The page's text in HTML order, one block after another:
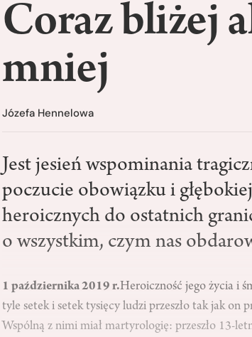
Coraz bliżej
mniej
Józefa Hennelowa
Jest jesień wspominania
poczucie obowiązku i
heroicznych do ostatnich
o wszystkim, czym nas
1 października 2019 r.Heroiczność jego życia i
tyle setek i setek tysięcy ludzi przeszło tak jak on
Wspólną z nimi miał martyrologię: przeszło 13-